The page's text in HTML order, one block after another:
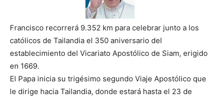
Francisco recorrerá 9.352 km para celebrar junto a los
católicos de Tailandia el 350 aniversario del
establecimiento del Vicariato Apostólico de Siam, erigido
en 1669.
El Papa inicia su trigésimo segundo Viaje Apostólico que
le dirige hacia Tailandia, donde estará hasta el 23 de